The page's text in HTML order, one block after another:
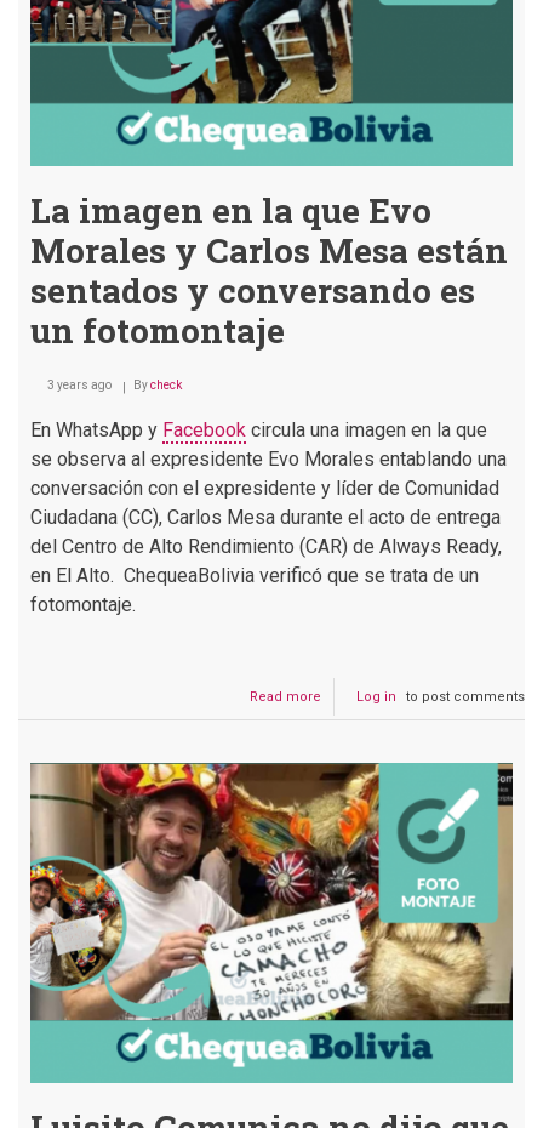
La imagen en la que Evo
Morales y Carlos Mesa están
sentados y conversando es
un fotomontaje
3 years ago Bycheck
En WhatsApp y Facebook circula una imagen en la que
se observa al expresidente Evo Morales entablando una
conversación con el expresidente y líder de Comunidad
Ciudadana (CC), Carlos Mesa durante el acto de entrega
del Centro de Alto Rendimiento (CAR) de Always Ready,
en El Alto. ChequeaBolivia verificó que se trata de un
fotomontaje.
Read more
La
la
que
Evo
Morales
y
Carlos
Mesa
están
sentados
y
conversando
es
un
fotomontaje
Log in to post comments